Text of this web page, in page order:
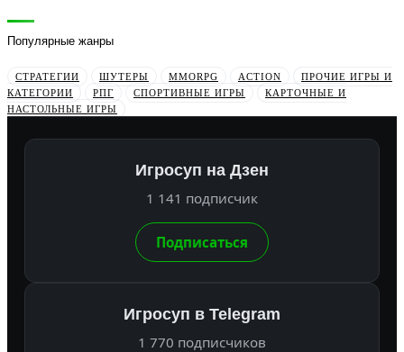
Популярные жанры
СТРАТЕГИИ ШУТЕРЫ MMORPG ACTION
ПРОЧИЕ ИГРЫ И
КАТЕГОРИИ
РПГ СПОРТИВНЫЕ ИГРЫ
КАРТОЧНЫЕ И
НАСТОЛЬНЫЕ ИГРЫ
Игросуп на Дзен
1 141 подписчик
Подписаться
Игросуп в Telegram
1 770 подписчиков